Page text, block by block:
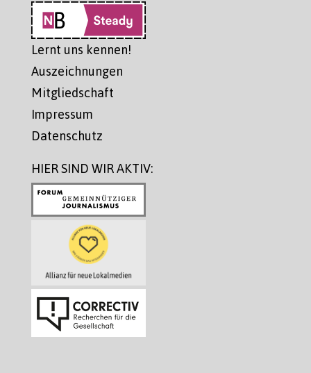
Lernt uns kennen!
Auszeichnungen
Mitgliedschaft
Impressum
Datenschutz
HIER SIND WIR AKTIV: